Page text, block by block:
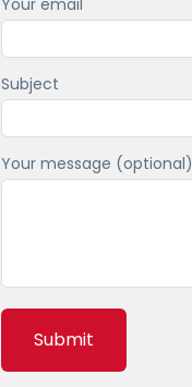
Your email
Subject
Your message (optional)